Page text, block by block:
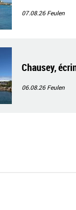
07.08.26Feulen
Chausey,
06.08.26Feulen